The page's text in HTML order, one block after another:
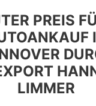
PREIS
LIMMER